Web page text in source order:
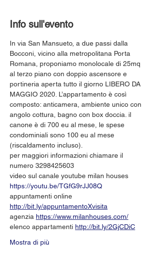
Info sull'evento
In via San Mansueto, a due passi dalla
Bocconi, vicino alla metropolitana Porta
Romana, proponiamo monolocale di 25mq
al terzo piano con doppio ascensore e
portineria aperta tutto il giorno LIBERO DA
MAGGIO 2020. L’appartamento è così
composto: anticamera, ambiente unico con
angolo cottura, bagno con box doccia. il
canone è di 700 eu al mese, le spese
condominiali sono 100 eu al mese
(riscaldamento incluso).
per maggiori informazioni chiamare il
numero 3298425603
video sul canale youtube milan houses
https://youtu.be/TGfG9rJJ08Q
appuntamenti online
http://bit.ly/appuntamentoXvisita
agenzia https://www.milanhouses.com/
elenco appartamenti http://bit.ly/2GjCDiC
Mostra di più